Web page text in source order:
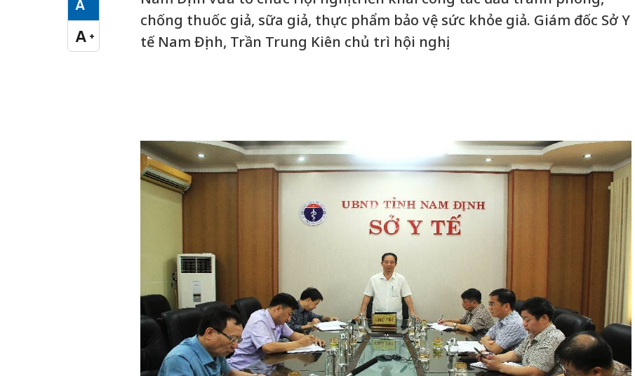
A
Cỡ chữ vừa
A +
Cỡ chữ lớn
chống thuốc giả, sữa giả, thực phẩm bảo vệ sức khỏe giả. Giám đốc Sở Y
tế Nam Định, Trần Trung Kiên chủ trì hội nghị.